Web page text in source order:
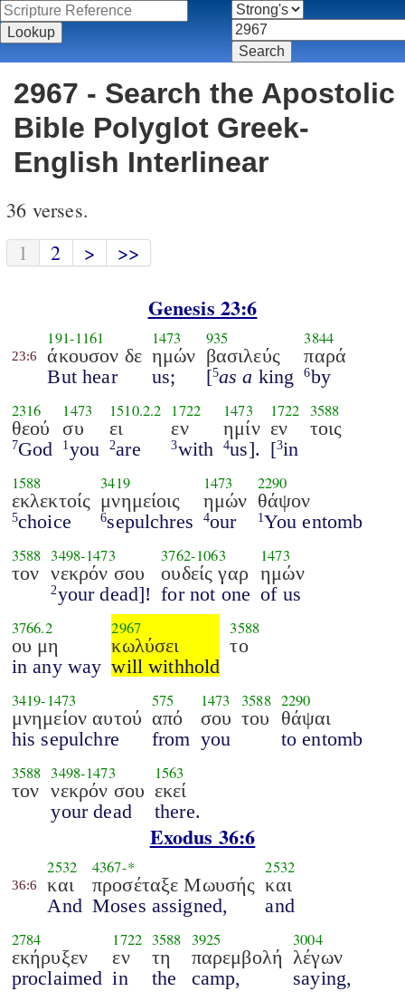
2967 - Search the Apostolic
Bible Polyglot Greek-
English Interlinear
36 verses.
1
2 > >>
Genesis 23:6
23:6
191-1161
άκουσον δε
But hear
1473
ημών
us;
935
βασιλεύς
[5as a king
3844
παρά
6by
2316
θεού
7God
1473
συ
1 you
1510.2.2
ει
2are
1722
εν
3with
1473
ημίν
4us].
1722
εν
[3in
3588
τοις
1588
εκλεκτοίς
5choice
3419
μνημείοις
6sepulchres
1473
ημών
4our
2290
θάψον
1 You entomb
3588
τον
3498-1473
νεκρόν σου
2your dead]!
3762-1063
ουδείς γαρ
for not one
1473
ημών
of us
3766.2
ου μη
in any way
2967
κωλύσει
will withhold
3588
το
3419-1473
μνημείον αυτού
his sepulchre
575
από
from
1473
σου
you
3588
του
2290
θάψαι
to entomb
3588
τον
3498-1473
νεκρόν σου
your dead
1563
εκεί
there.
Exodus 36:6
36:6
2532
και
And
4367-*
προσέταξε Μωυσής
Moses assigned,
2532
και
and
2784
εκήρυξεν
proclaimed
1722
εν
in
3588
τη
the
3925
παρεμβολή
camp,
3004
λέγων
saying,